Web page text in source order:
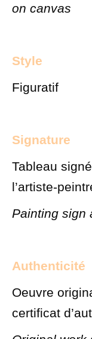
on canvas
Style
Figuratif
Signature
Tableau
l’artiste-
Painting sign
Authenticité
Oeuvre
certificat